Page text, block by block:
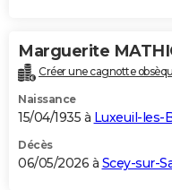
Marguerite
Créer une cagnotte
Naissance
15/04/1935 à Luxeuil-les-
Décès
06/05/2026 à Scey-sur-